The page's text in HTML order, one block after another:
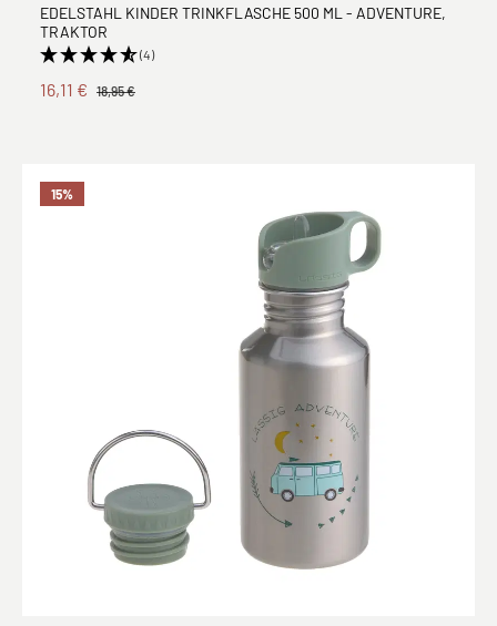
EDELSTAHL KINDER TRINKFLASCHE 500 ML - ADVENTURE,
TRAKTOR
(4)
16,11 € 18,95 €
15%